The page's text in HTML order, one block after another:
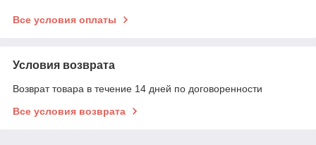
Все условия оплаты
Условия возврата
Возврат товара в течение 14 дней по договоренности
Все условия возврата